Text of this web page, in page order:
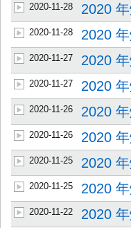
2020-11-28 2020
2020-11-28 2020
2020-11-27 2020
2020-11-27 2020
2020-11-26 2020
2020-11-26 2020
2020-11-25 2020
2020-11-25 2020
2020-11-22 2020